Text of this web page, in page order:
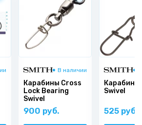
В наличии
Карабины Cross
Lock Bearing
Swivel
900 руб.
Карабины
Swivel
525 руб.